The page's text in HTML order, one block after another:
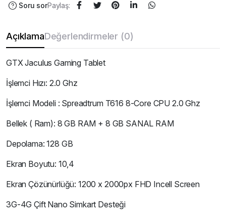
Soru sorPaylaş:
AçıklamaDeğerlendirmeler (0)
GTX Jaculus Gaming Tablet
İşlemci Hızı: 2.0 Ghz
İşlemci Modeli : Spreadtrum T616 8-Core CPU 2.0 Ghz
Bellek ( Ram): 8 GB RAM + 8 GB SANAL RAM
Depolama: 128 GB
Ekran Boyutu: 10,4
Ekran Çözünürlüğü: 1200 x 2000px FHD Incell Screen
3G-4G Çift Nano Simkart Desteği